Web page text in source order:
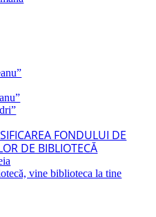
FONDULUI DE
DE BIBLIOTECĂ
vine biblioteca la tine